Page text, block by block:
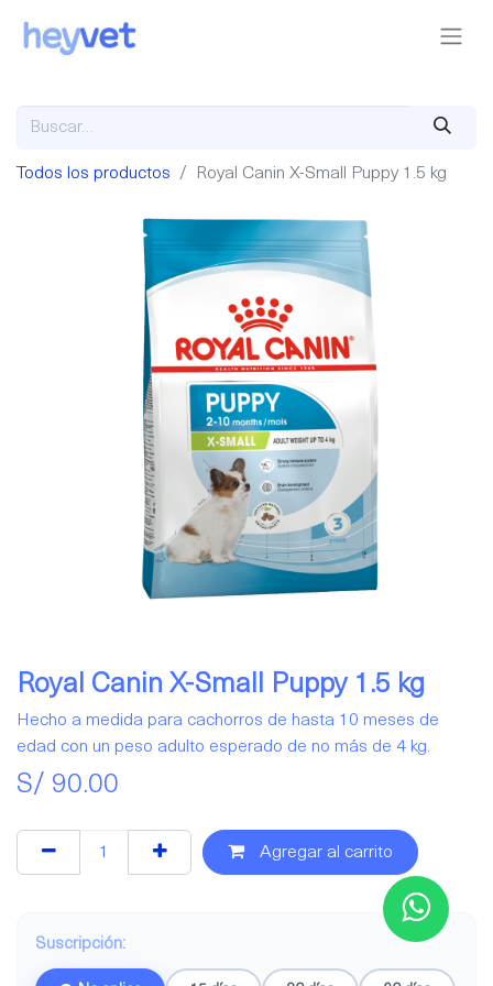
Todos los productos Royal Canin X-Small Puppy 1.5 kg
Royal Canin X-Small Puppy 1.5 kg
Hecho a medida para cachorros de hasta 10 meses de
edad con un peso adulto esperado de no más de 4 kg.
S/ 90.00
Agregar al carrito
Suscripción: